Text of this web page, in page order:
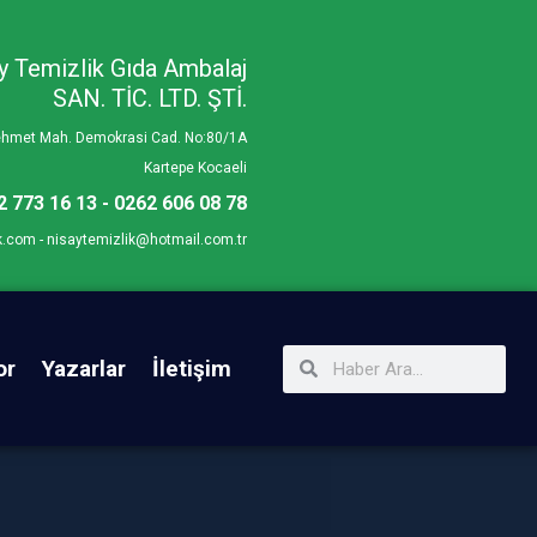
Temizlik Gıda Ambalaj
SAN. TİC. LTD. ŞTİ.
Mah. Demokrasi Cad. No:80/1A
Kartepe Kocaeli
773 16 13 - 0262 606 08 78
- nisaytemizlik@hotmail.com.tr
Yazarlar İletişim